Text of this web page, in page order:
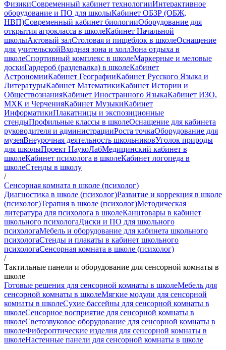
ФизикиСовременный кабинет технологииИнтерактивное
оборудование и ПО для школыКабинет ОБЗР (ОБЖ,
НВП)Современный кабинет биологииОборудование для
открытия агрокласса в школеКабинет Начальной
школыАктовый залСтоловая и пищеблок в школеОснащение
для учительскойВходная зона и холлЗона отдыха в
школеСпортивный комплекс в школеМаркерные и меловые
доскиГардероб (раздевалка) в школеКабинет
АстрономииКабинет ГеографииКабинет Русского Языка и
ЛитературыКабинет МатематикиКабинет Истории и
ОбществознанияКабинет Иностранного ЯзыкаКабинет ИЗО,
МХК и ЧерченияКабинет МузыкиКабинет
ИнформатикиПлакатницы и экспозиционные
стендыПрофильные классы в школеОснащение для кабинета
руководителя и администрацииРоста точкаОборудование для
музеяВнеурочная деятельность школьниковУголок природы
для школыПроект НаукоЛабМедицинский кабинет в
школеКабинет психолога в школеКабинет логопеда в
школеСтенды в школу
/
Сенсорная комната в школе (психолог)
Диагностика в школе (психолог)Развитие и коррекция в школе
(психолог)Терапия в школе (психолог)Методическая
литература для психолога в школеКанцтовары в кабинет
школьного психологаДиски и ПО для школьного
психологаМебель и оборудование для кабинета школьного
психологаСтенды и плакаты в кабинет школьного
психологаСенсорная комната в школе (психолог)
/
Тактильные панели и оборудование для сенсорной комнаты в
школе
Готовые решения для сенсорной комнаты в школеМебель для
сенсорной комнаты в школеМягкие модули для сенсорной
комнаты в школеСухие бассейны для сенсорной комнаты в
школеСенсорное восприятие для сенсорной комнаты в
школеСветозвуковое оборудование для сенсорной комнаты в
школеФибероптические изделия для сенсорной комнаты в
школеНастенные панели для сенсорной комнаты в школе